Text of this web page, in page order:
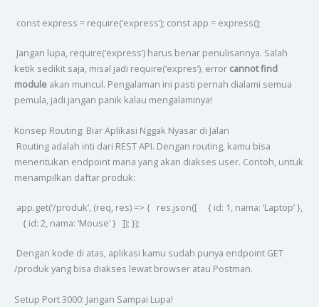
const express = require(‘express’); const app = express();
Jangan lupa, require(‘express’) harus benar penulisannya. Salah
ketik sedikit saja, misal jadi require(‘expres’), error cannot find
moduleakan muncul. Pengalaman ini pasti pernah dialami semua
pemula, jadi jangan panik kalau mengalaminya!
Konsep Routing: Biar Aplikasi Nggak Nyasar di Jalan
Routing adalah inti dari REST API. Dengan routing, kamu bisa
menentukan endpoint mana yang akan diakses user. Contoh, untuk
menampilkan daftar produk:
app.get(‘/produk’, (req, res) => { res.json([ { id: 1, nama: ‘Laptop’ },
{ id: 2, nama: ‘Mouse’ } ]); });
Dengan kode di atas, aplikasi kamu sudah punya endpoint GET
/produk yang bisa diakses lewat browser atau Postman.
Setup Port 3000: Jangan Sampai Lupa!